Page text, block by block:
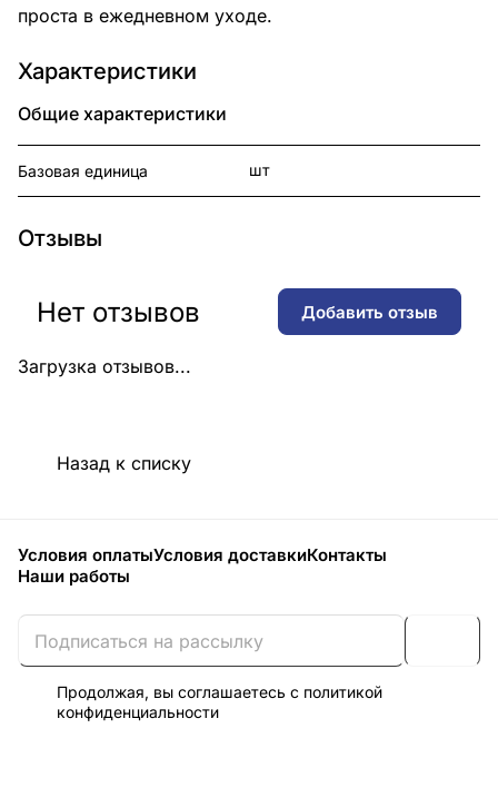
проста в ежедневном уходе.
Характеристики
Общие характеристики
Базовая единица шт
Отзывы
Загрузка отзывов...
Нет отзывов Добавить отзыв
Назад к списку
Условия оплатыУсловия доставкиКонтакты
Наши работы
Продолжая, вы соглашаетесь с политикой
конфиденциальности